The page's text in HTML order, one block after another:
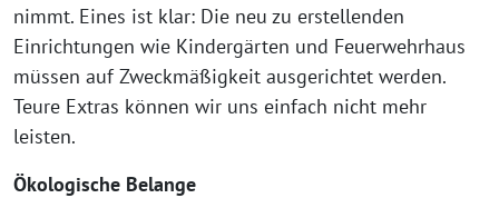
nimmt. Eines ist klar: Die neu zu erstellenden
Einrichtungen wie Kindergärten und Feuerwehrhaus
müssen auf Zweckmäßigkeit ausgerichtet werden.
Teure Extras können wir uns einfach nicht mehr
leisten.
Ökologische Belange